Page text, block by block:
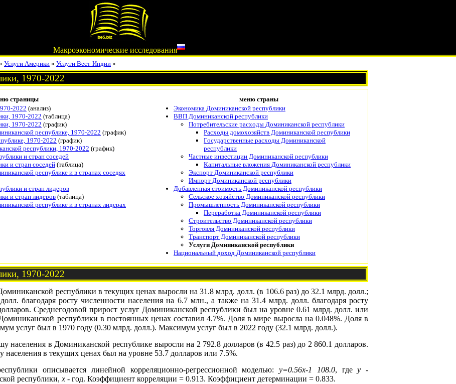
Макроэкономические исследования
Услуги Америки » Услуги Вест-Индии »
1970-2022
страницы
меню страны
2022 (анализ)
1970-2022 (таблица)
1970-2022 (график)
республике, 1970-2022 (график)
1970-2022 (график)
республики, 1970-2022 (график)
и стран соседей
и стран соседей (таблица)
республике и в странах соседях
и стран лидеров
и стран лидеров(таблица)
республике и в странах лидерах
Экономика Доминиканской республики
ВВП Доминиканской республики
Потребительские расходы Доминиканской республики
Расходы домохозяйств Доминиканской республики
Государственные расходы Доминиканской
республики
Частные инвестиции Доминиканской республики
Капитальные вложения Доминиканской республики
Экспорт Доминиканской республики
Импорт Доминиканской республики
Добавленная стоимость Доминиканской республики
Сельское хозяйство Доминиканской республики
Промышленность Доминиканской республики
Переработка Доминиканской республики
Строительство Доминиканской республики
Торговля Доминиканской республики
Транспорт Доминиканской республики
Услуги Доминиканской республики
Национальный доход Доминиканской республики
1970-2022
республики в текущих ценах выросли на 31.8 млрд. долл. (в 106.6 раз) до 32.1 млрд. долл.;
благодаря росту численности населения на 6.7 млн., а также на 31.4 млрд. долл. благодаря росту
Среднегодовой прирост услуг Доминиканской республики был на уровне 0.61 млрд. долл. или
республики в постоянных ценах составил 4.7%. Доля в мире выросла на 0.048%. Доля в
услуг был в 1970 году (0.30 млрд. долл.). Максимум услуг был в 2022 году (32.1 млрд. долл.).
населения в Доминиканской республике выросли на 2 792.8 долларов (в 42.5 раз) до 2 860.1 долларов.
населения в текущих ценах был на уровне 53.7 долларов или 7.5%.
описывается линейной корреляционно-регрессионной моделью: y=0.56x-1 108.0, гдеy -
республики, x - год. Коэффициент корреляции = 0.913. Коэффициент детерминации = 0.833.